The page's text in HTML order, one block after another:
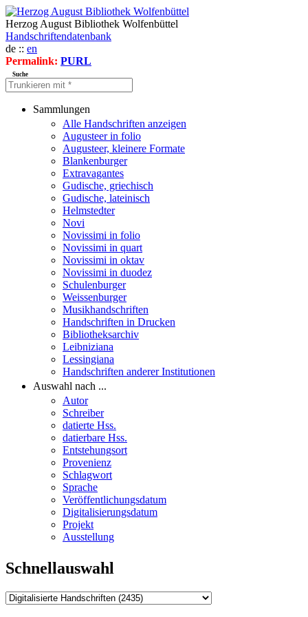
Herzog August Bibliothek Wolfenbüttel
Handschriftendatenbank
de :: en
Permalink: PURL
Suche
Sammlungen
Alle Handschriften anzeigen
Augusteer in folio
Augusteer, kleinere Formate
Blankenburger
Extravagantes
Gudische, griechisch
Gudische, lateinisch
Helmstedter
Novi
Novissimi in folio
Novissimi in quart
Novissimi in oktav
Novissimi in duodez
Schulenburger
Weissenburger
Musikhandschriften
Handschriften in Drucken
Bibliotheksarchiv
Leibniziana
Lessingiana
Handschriften anderer Institutionen
Auswahl nach ...
Autor
Schreiber
datierte Hss.
datierbare Hss.
Entstehungsort
Provenienz
Schlagwort
Sprache
Veröffentlichungsdatum
Digitalisierungsdatum
Projekt
Ausstellung
Schnellauswahl